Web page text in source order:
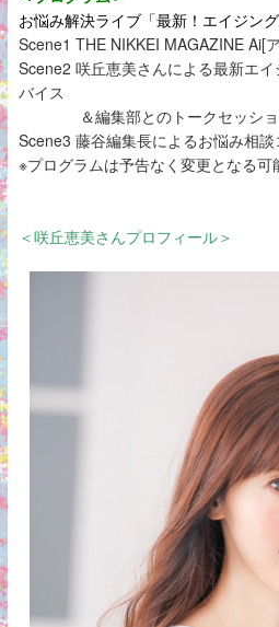
お悩み解決ライブ「最新！エイジング
Scene1 THE NIKKEI MAGAZINE Ai[
Scene2 咲丘恵美さんによる最新エ
バイス
＆編集部とのトークセッショ
Scene3 藤谷編集長によるお悩み相
※プログラムは予告なく変更となる可
＜咲丘恵美さんプロフィール＞